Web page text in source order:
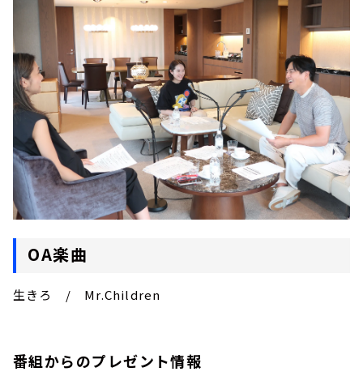
OA楽曲
生きろ / Mr.Children
番組からのプレゼント情報